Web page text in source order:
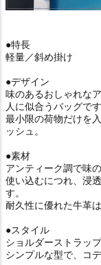
●特長
軽量／斜め掛け
●デザイン
味のあるおしゃれな
人に似合うバッグです
最小限の荷物だけを
ッシュ。
●素材
アンティーク調で味
使い込むにつれ、浸
す。
耐久性に優れた牛革
●スタイル
ショルダーストラッ
シンプルな型で、コ